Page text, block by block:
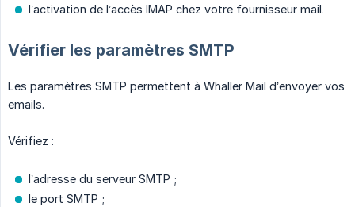
l’activation de l’accès IMAP chez votre fournisseur mail.
Vérifier les paramètres SMTP
Les paramètres SMTP permettent à Whaller Mail d’envoyer vos
emails.
Vérifiez :
l’adresse du serveur SMTP ;
le port SMTP ;